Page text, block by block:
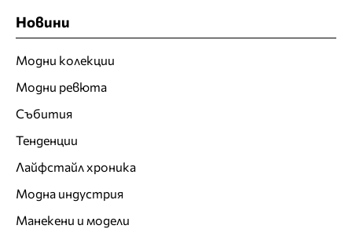
Новини
Модни колекции
Модни ревюта
Събития
Тенденции
Лайфстайл хроника
Модна индустрия
Манекени и модели